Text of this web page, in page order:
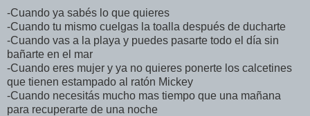
-Cuando ya sabés lo que quieres
-Cuando tu mismo cuelgas la toalla después de ducharte
-Cuando vas a la playa y puedes pasarte todo el día sin
bañarte en el mar
-Cuando eres mujer y ya no quieres ponerte los calcetines
que tienen estampado al ratón Mickey
-Cuando necesitás mucho mas tiempo que una mañana
para recuperarte de una noche